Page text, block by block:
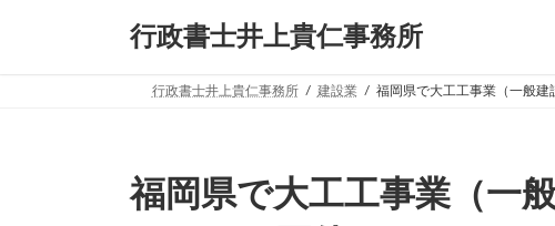
行政書士井上貴仁事務所
行政書士井上貴仁事務所 建設業 福岡県で大工工事業（一般
福岡県で大工工事業（一